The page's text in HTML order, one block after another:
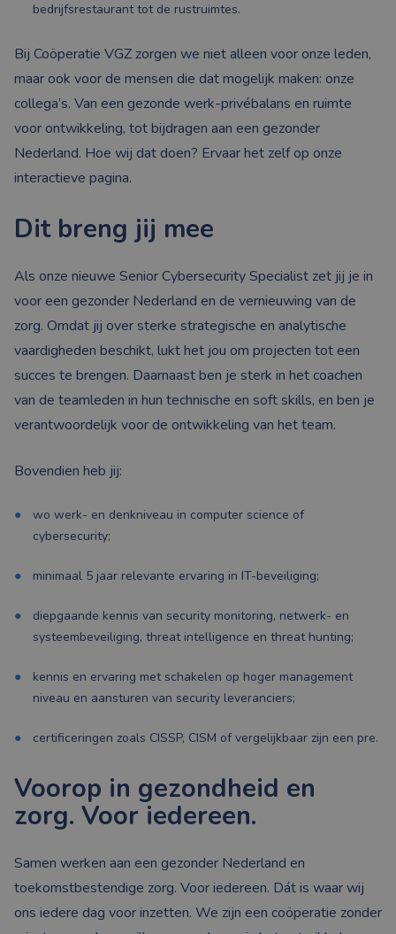
bedrijfsrestaurant tot de rustruimtes.
Bij Coöperatie VGZ zorgen we niet alleen voor onze leden,
maar ook voor de mensen die dat mogelijk maken: onze
collega’s. Van een gezonde werk-privébalans en ruimte
voor ontwikkeling, tot bijdragen aan een gezonder
Nederland. Hoe wij dat doen? Ervaar het zelf op onze
interactieve pagina.
Dit breng jij mee
Als onze nieuwe Senior Cybersecurity Specialist zet jij je in
voor een gezonder Nederland en de vernieuwing van de
zorg. Omdat jij over sterke strategische en analytische
vaardigheden beschikt, lukt het jou om projecten tot een
succes te brengen. Daarnaast ben je sterk in het coachen
van de teamleden in hun technische en soft skills, en ben je
verantwoordelijk voor de ontwikkeling van het team.
Bovendien heb jij:
wo werk- en denkniveau in computer science of
cybersecurity;
minimaal 5 jaar relevante ervaring in IT-beveiliging;
diepgaande kennis van security monitoring, netwerk- en
systeembeveiliging, threat intelligence en threat hunting;
kennis en ervaring met schakelen op hoger management
niveau en aansturen van security leveranciers;
certificeringen zoals CISSP, CISM of vergelijkbaar zijn een pre.
Voorop in gezondheid en
zorg. Voor iedereen.
Samen werken aan een gezonder Nederland en
toekomstbestendige zorg. Voor iedereen. Dát is waar wij
ons iedere dag voor inzetten. We zijn een coöperatie zonder